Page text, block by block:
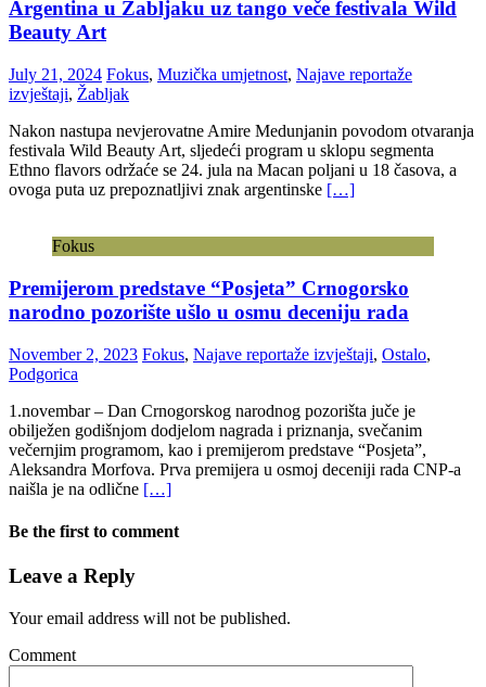
Argentina u Žabljaku uz tango veče festivala Wild
Beauty Art
July 21, 2024 Fokus, Muzička umjetnost, Najave reportaže
izvještaji, Žabljak
Nakon nastupa nevjerovatne Amire Medunjanin povodom otvaranja
festivala Wild Beauty Art, sljedeći program u sklopu segmenta
Ethno flavors održaće se 24. jula na Macan poljani u 18 časova, a
ovoga puta uz prepoznatljivi znak argentinske […]
Fokus
Premijerom predstave “Posjeta” Crnogorsko
narodno pozorište ušlo u osmu deceniju rada
November 2, 2023 Fokus, Najave reportaže izvještaji, Ostalo,
Podgorica
1.novembar – Dan Crnogorskog narodnog pozorišta juče je
obilježen godišnjom dodjelom nagrada i priznanja, svečanim
večernjim programom, kao i premijerom predstave “Posjeta”,
Aleksandra Morfova. Prva premijera u osmoj deceniji rada CNP-a
naišla je na odlične […]
Be the first to comment
Leave a Reply
Your email address will not be published.
Comment